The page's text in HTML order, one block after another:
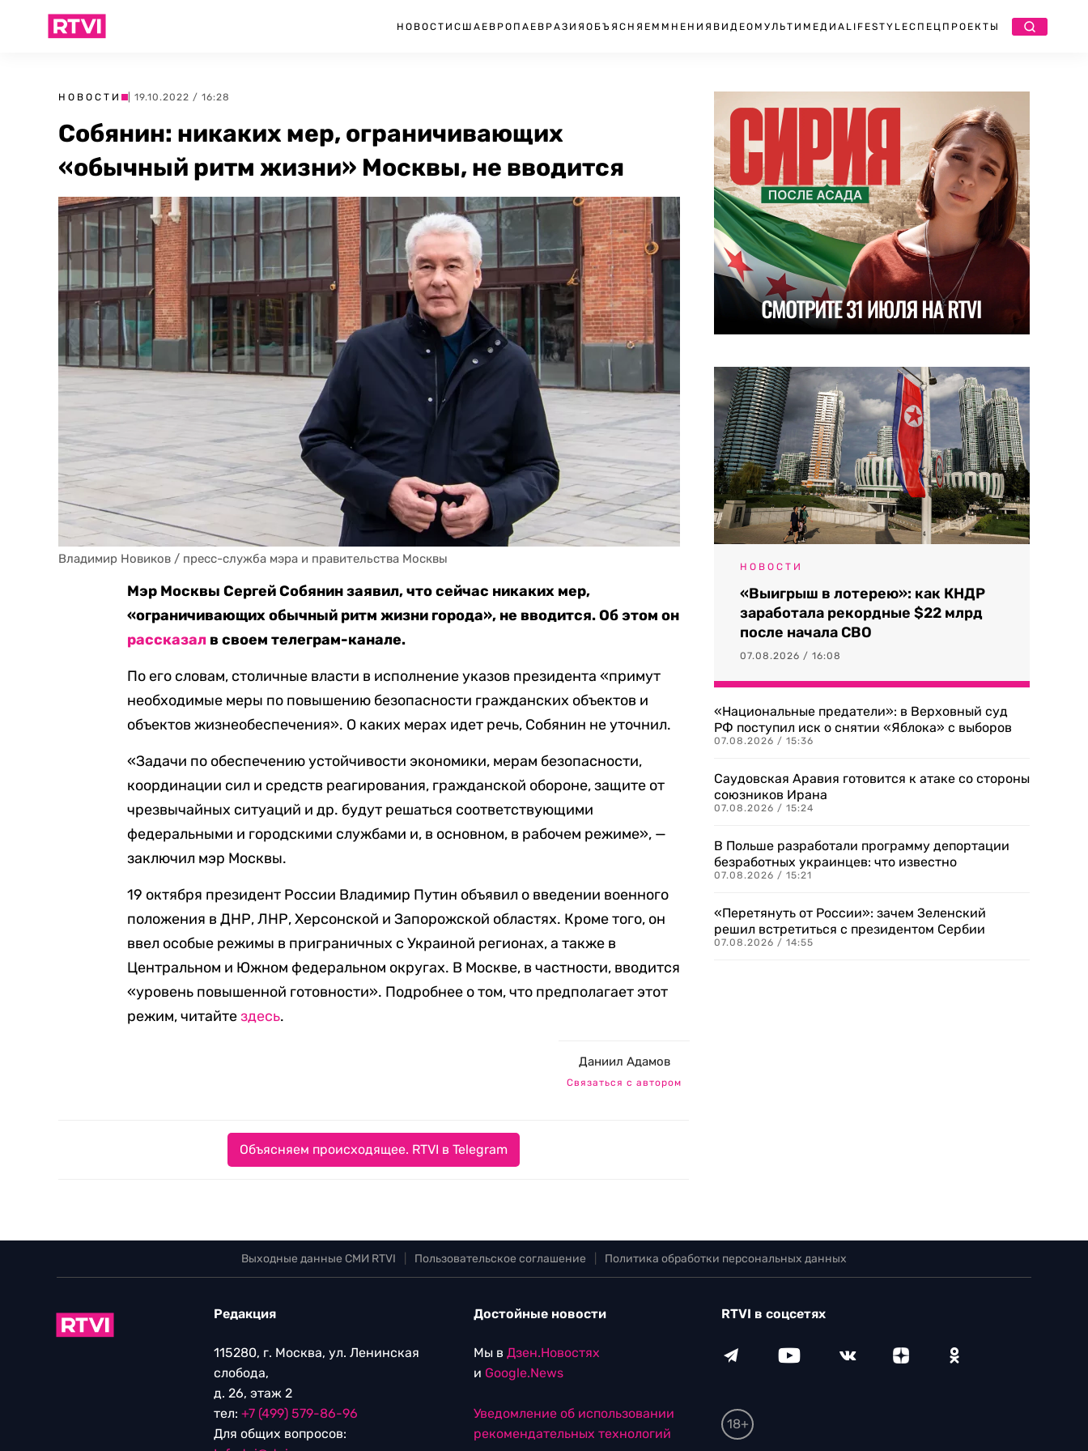
НОВОСТИ США ЕВРОПА ЕВРАЗИЯ ОБЪЯСНЯЕМ МНЕНИЯ ВИДЕО МУЛЬТИМЕДИА LIFESTYLEСПЕЦПРОЕКТЫ
НОВОСТИ | 19.10.2022 / 16:28
Собянин: никаких мер, ограничивающих
«обычный ритм жизни» Москвы, не вводится
Владимир Новиков / пресс-служба мэра и правительства Москвы
Мэр Москвы Сергей Собянин заявил, что сейчас никаких мер,
«ограничивающих обычный ритм жизни города», не вводится. Об этом он
рассказал в своем телеграм-канале.
По его словам, столичные власти в исполнение указов президента «примут
необходимые меры по повышению безопасности гражданских объектов и
объектов жизнеобеспечения». О каких мерах идет речь, Собянин не уточнил.
«Задачи по обеспечению устойчивости экономики, мерам безопасности,
координации сил и средств реагирования, гражданской обороне, защите от
чрезвычайных ситуаций и др. будут решаться соответствующими
федеральными и городскими службами и, в основном, в рабочем режиме», —
заключил мэр Москвы.
19 октября президент России Владимир Путин объявил о введении военного
положения в ДНР, ЛНР, Херсонской и Запорожской областях. Кроме того, он
ввел особые режимы в приграничных с Украиной регионах, а также в
Центральном и Южном федеральном округах. В Москве, в частности, вводится
«уровень повышенной готовности». Подробнее о том, что предполагает этот
режим, читайтездесь.
Даниил Адамов
Связаться с автором
Объясняем происходящее. RTVI в Telegram
НОВОСТИ
«Выигрыш в лотерею»: как КНДР
заработала рекордные $22 млрд
после начала СВО
07.08.2026 / 16:08
«Национальные предатели»: в Верховный суд
РФ поступил иск о снятии «Яблока» с выборов
07.08.2026 / 15:36
Саудовская Аравия готовится к атаке со стороны
союзников Ирана
07.08.2026 / 15:24
В Польше разработали программу депортации
безработных украинцев: что известно
07.08.2026 / 15:21
«Перетянуть от России»: зачем Зеленский
решил встретиться с президентом Сербии
07.08.2026 / 14:55
Выходные данные СМИ RTVI Пользовательское соглашение Политика обработки персональных данных
Редакция
115280, г. Москва, ул. Ленинская
слобода,
д. 26, этаж 2
тел: +7 (499) 579-86-96
Для общих вопросов:
Достойные новости
Мы в Дзен.Новостях
и Google.News
Уведомление об использовании
рекомендательных технологий
RTVI в соцсетях
18+